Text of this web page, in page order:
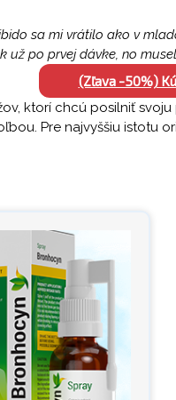
sa mi vrátilo ako v
po prvej dávke, no
(Zľava -50%)
ktorí chcú posilniť
Pre najvyššiu